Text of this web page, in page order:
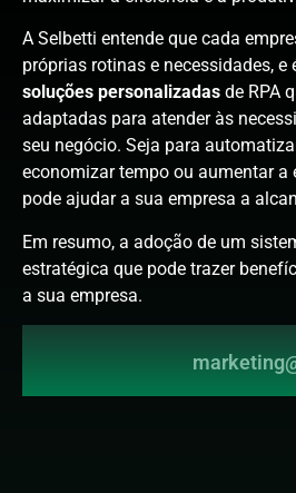
A Selbetti entende que cada
próprias rotinas e necessidades, e
soluções personalizadas de RPA
adaptadas para atender às
seu negócio. Seja para
economizar tempo ou aumentar a
pode ajudar a sua empresa a
Em resumo, a adoção de um
estratégica que pode trazer
a sua empresa.